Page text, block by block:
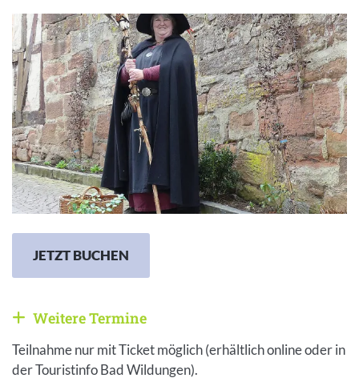
JETZT BUCHEN
Weitere Veranstaltungen anzeigen
Weitere Termine
Teilnahme nur mit Ticket möglich (erhältlich online oder in
der Touristinfo Bad Wildungen).